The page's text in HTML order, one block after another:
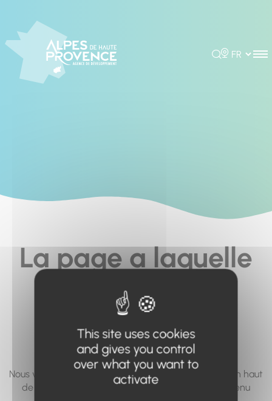
Rechercher
Choisir la
La page a laquelle
vous cherchez à
accéder n'existe
pas... ou plus.
Nous vous invitons à utiliser le moteur de recherche en haut
de page, ou à utiliser le menu pour trouver le contenu
This site uses cookies
and gives you control
over what you want to
activate